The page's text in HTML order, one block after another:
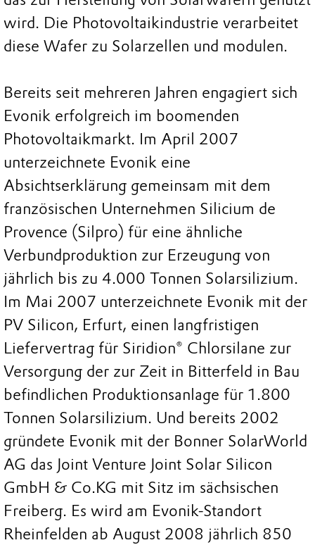
wird. Die Photovoltaikindustrie verarbeitet
diese Wafer zu Solarzellen und modulen.
Bereits seit mehreren Jahren engagiert sich
Evonik erfolgreich im boomenden
Photovoltaikmarkt. Im April 2007
unterzeichnete Evonik eine
Absichtserklärung gemeinsam mit dem
französischen Unternehmen Silicium de
Provence (Silpro) für eine ähnliche
Verbundproduktion zur Erzeugung von
jährlich bis zu 4.000 Tonnen Solarsilizium.
Im Mai 2007 unterzeichnete Evonik mit der
PV Silicon, Erfurt, einen langfristigen
Liefervertrag für Siridion® Chlorsilane zur
Versorgung der zur Zeit in Bitterfeld in Bau
befindlichen Produktionsanlage für 1.800
Tonnen Solarsilizium. Und bereits 2002
gründete Evonik mit der Bonner SolarWorld
AG das Joint Venture Joint Solar Silicon
GmbH & Co.KG mit Sitz im sächsischen
Freiberg. Es wird am Evonik-Standort
Rheinfelden ab August 2008 jährlich 850